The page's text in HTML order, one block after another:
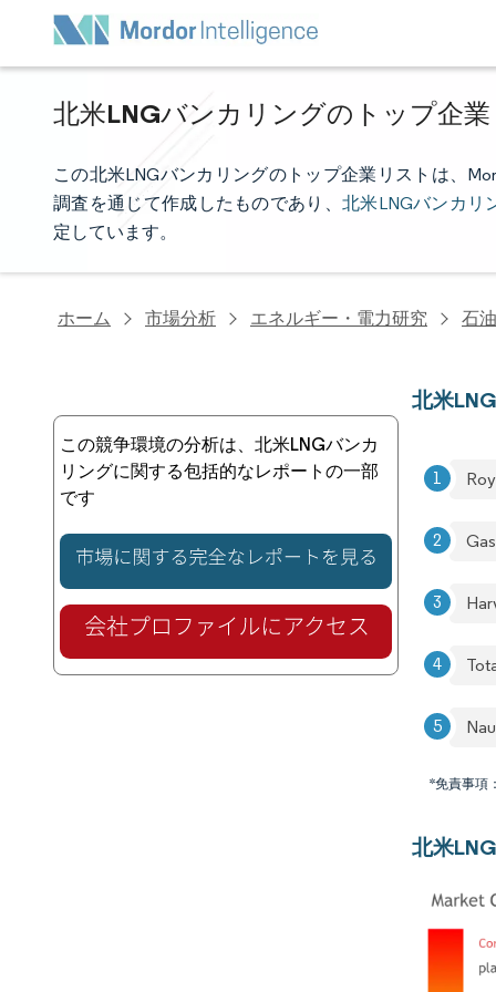
北米LNGバンカリングのトップ企
この北米LNGバンカリングのトップ企業リストは、
調査を通じて作成したものであり、北米LNGバンカリ
定しています。
ホーム 市場分析 エネルギー・電力研究 石
この競争環境の分析は、北米LNGバンカ
リングに関する包括的なレポートの一部
です
北米
*免責事項
北米